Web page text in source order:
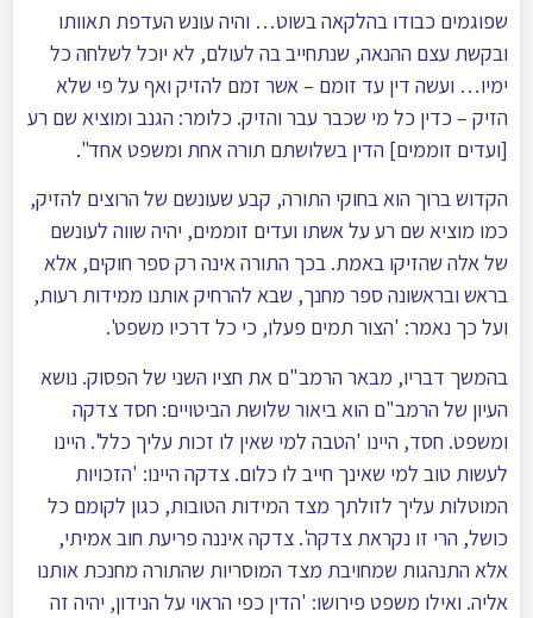
שפוגמים כבודו בהלקאה בשוט… והיה עונש העדפת תאוותו
ובקשת עצם ההנאה, שנתחייב בה לעולם, לא יוכל לשלחה כל
ימיו… ועשה דין עד זומם – אשר זמם להזיק ואף על פי שלא
הזיק – כדין כל מי שכבר עבר והזיק. כלומר: הגנב ומוציא שם רע
[ועדים זוממים] הדין בשלושתם תורה אחת ומשפט אחד".
הקדוש ברוך הוא בחוקי התורה, קבע שעונשם של הרוצים להזיק,
כמו מוציא שם רע על אשתו ועדים זוממים, יהיה שווה לעונשם
של אלה שהזיקו באמת. בכך התורה אינה רק ספר חוקים, אלא
בראש ובראשונה ספר מחנך, שבא להרחיק אותנו ממידות רעות,
ועל כך נאמר: 'הצור תמים פעלו, כי כל דרכיו משפט'.
בהמשך דבריו, מבאר הרמב"ם את חציו השני של הפסוק. נושא
העיון של הרמב"ם הוא ביאור שלושת הביטויים: חסד צדקה
ומשפט. חסד, היינו 'הטבה למי שאין לו זכות עליך כלל'. היינו
לעשות טוב למי שאינך חייב לו כלום. צדקה היינו: 'הזכויות
המוטלות עליך לזולתך מצד המידות הטובות, כגון לקומם כל
כושל, הרי זו נקראת צדקה'. צדקה איננה פריעת חוב אמיתי,
אלא התנהגות שמחויבת מצד המוסריות שהתורה מחנכת אותנו
אליה. ואילו משפט פירושו: 'הדין כפי הראוי על הנידון, יהיה זה